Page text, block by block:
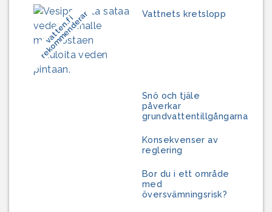
Vattnets kretslopp
Snö och tjäle
påverkar
grundvattentillgångarna
Konsekvenser av
reglering
Bor du i ett område
med
översvämningsrisk?